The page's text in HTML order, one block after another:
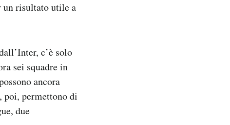
un risultato utile a
c’è solo
sei squadre in
ancora
poi, permettono di
due